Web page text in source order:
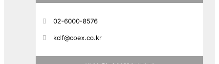
02-6000-8576
kclf@coex.co.kr